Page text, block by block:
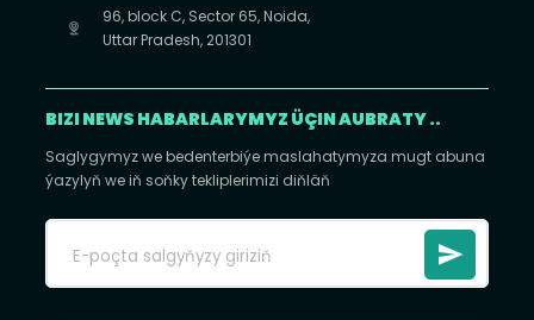
96, block C, Sector 65, Noida,
Uttar Pradesh, 201301
BIZI NEWS HABARLARYMYZ ÜÇIN AUBRATY ..
Saglygymyz we bedenterbiýe maslahatymyza mugt abuna
ýazylyň we iň soňky tekliplerimizi diňläň